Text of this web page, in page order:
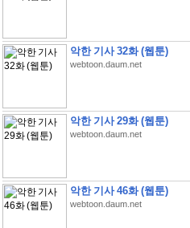
악한 기사 32화 (웹툰)
webtoon.daum.net
악한 기사 29화 (웹툰)
webtoon.daum.net
악한 기사 46화 (웹툰)
webtoon.daum.net